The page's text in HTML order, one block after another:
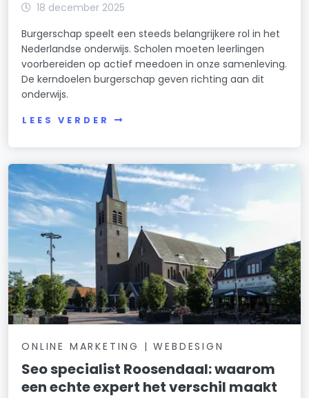
18 december 2025
Burgerschap speelt een steeds belangrijkere rol in het
Nederlandse onderwijs. Scholen moeten leerlingen
voorbereiden op actief meedoen in onze samenleving.
De kerndoelen burgerschap geven richting aan dit
onderwijs.
LEES VERDER
ONLINE MARKETING | WEBDESIGN
Seo specialist Roosendaal: waarom
een echte expert het verschil maakt